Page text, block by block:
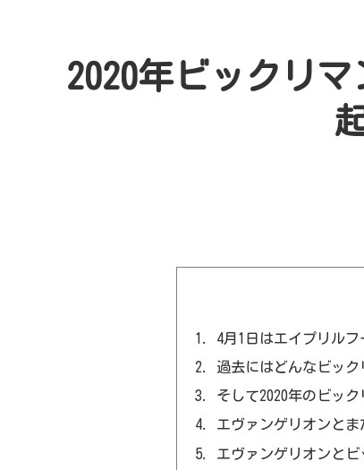
2020年ビックリ
4月1日はエイプリル
過去にはどんなビック
そして2020年のビック
エヴァンゲリオンとま
エヴァンゲリオンとビ